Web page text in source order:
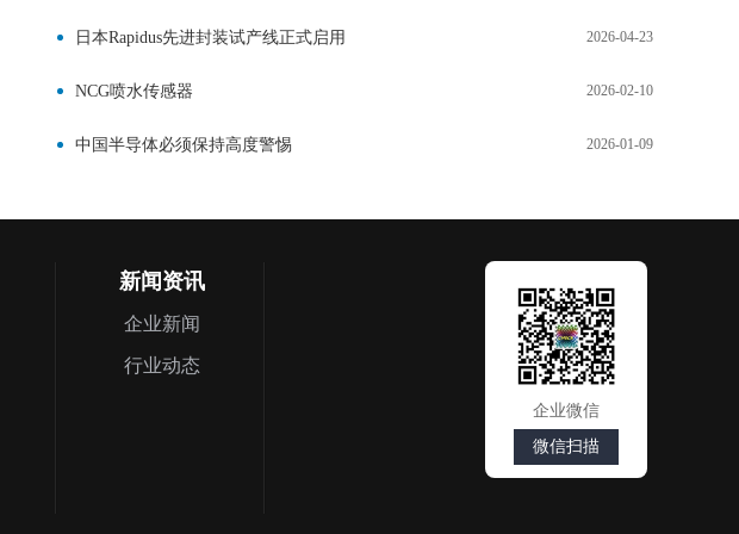
日本Rapidus先进封装试产线正式启用 2026-04-23
NCG喷水传感器 2026-02-10
中国半导体必须保持高度警惕 2026-01-09
新闻资讯
企业新闻
行业动态
企业微信
微信扫描